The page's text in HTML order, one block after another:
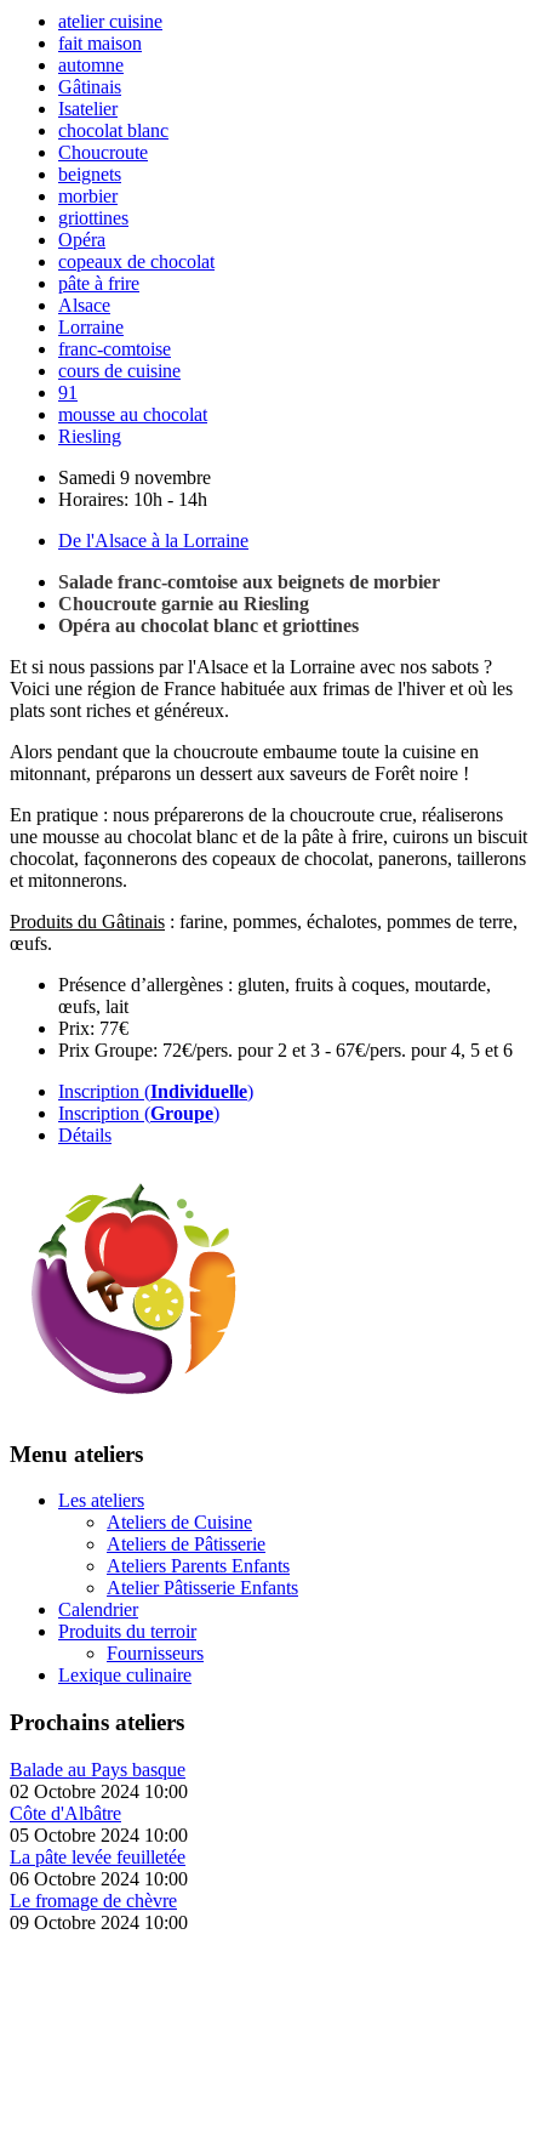
atelier cuisine
fait maison
automne
Gâtinais
Isatelier
chocolat blanc
Choucroute
beignets
morbier
griottines
Opéra
copeaux de chocolat
pâte à frire
Alsace
Lorraine
franc-comtoise
cours de cuisine
91
mousse au chocolat
Riesling
Samedi 9 novembre
Horaires: 10h - 14h
De l'Alsace à la Lorraine
Salade franc-comtoise aux beignets de morbier
Choucroute garnie au Riesling
Opéra au chocolat blanc et griottines
Et si nous passions par l'Alsace et la Lorraine avec nos sabots ?
Voici une région de France habituée aux frimas de l'hiver et où les
plats sont riches et généreux.
Alors pendant que la choucroute embaume toute la cuisine en
mitonnant, préparons un dessert aux saveurs de Forêt noire !
En pratique : nous préparerons de la choucroute crue, réaliserons
une mousse au chocolat blanc et de la pâte à frire, cuirons un biscuit
chocolat, façonnerons des copeaux de chocolat, panerons, taillerons
et mitonnerons.
Produits du Gâtinais : farine, pommes, échalotes, pommes de terre,
œufs.
Présence d’allergènes : gluten, fruits à coques, moutarde,
œufs, lait
Prix: 77€
Prix Groupe: 72€/pers. pour 2 et 3 - 67€/pers. pour 4, 5 et 6
Inscription (Individuelle)
Inscription (Groupe)
Détails
Menu ateliers
Les ateliers
Ateliers de Cuisine
Ateliers de Pâtisserie
Ateliers Parents Enfants
Atelier Pâtisserie Enfants
Calendrier
Produits du terroir
Fournisseurs
Lexique culinaire
Prochains ateliers
Balade au Pays basque
02 Octobre 2024 10:00
Côte d'Albâtre
05 Octobre 2024 10:00
La pâte levée feuilletée
06 Octobre 2024 10:00
Le fromage de chèvre
09 Octobre 2024 10:00